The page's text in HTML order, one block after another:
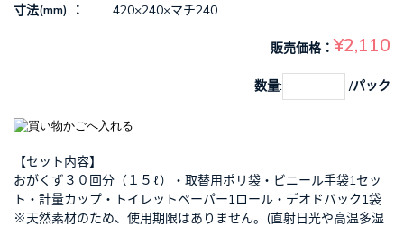
寸法(mm)
420×240×マチ240
販売価格 ¥2,110
数量: /パック
【セット内容】
おがくず３０回分（１５ℓ）・取替用ポリ袋・ビニール手袋1セッ
ト・計量カップ・トイレットペーパー1ロール・デオドバック1袋
※天然素材のため、使用期限はありません。(直射日光や高温多湿